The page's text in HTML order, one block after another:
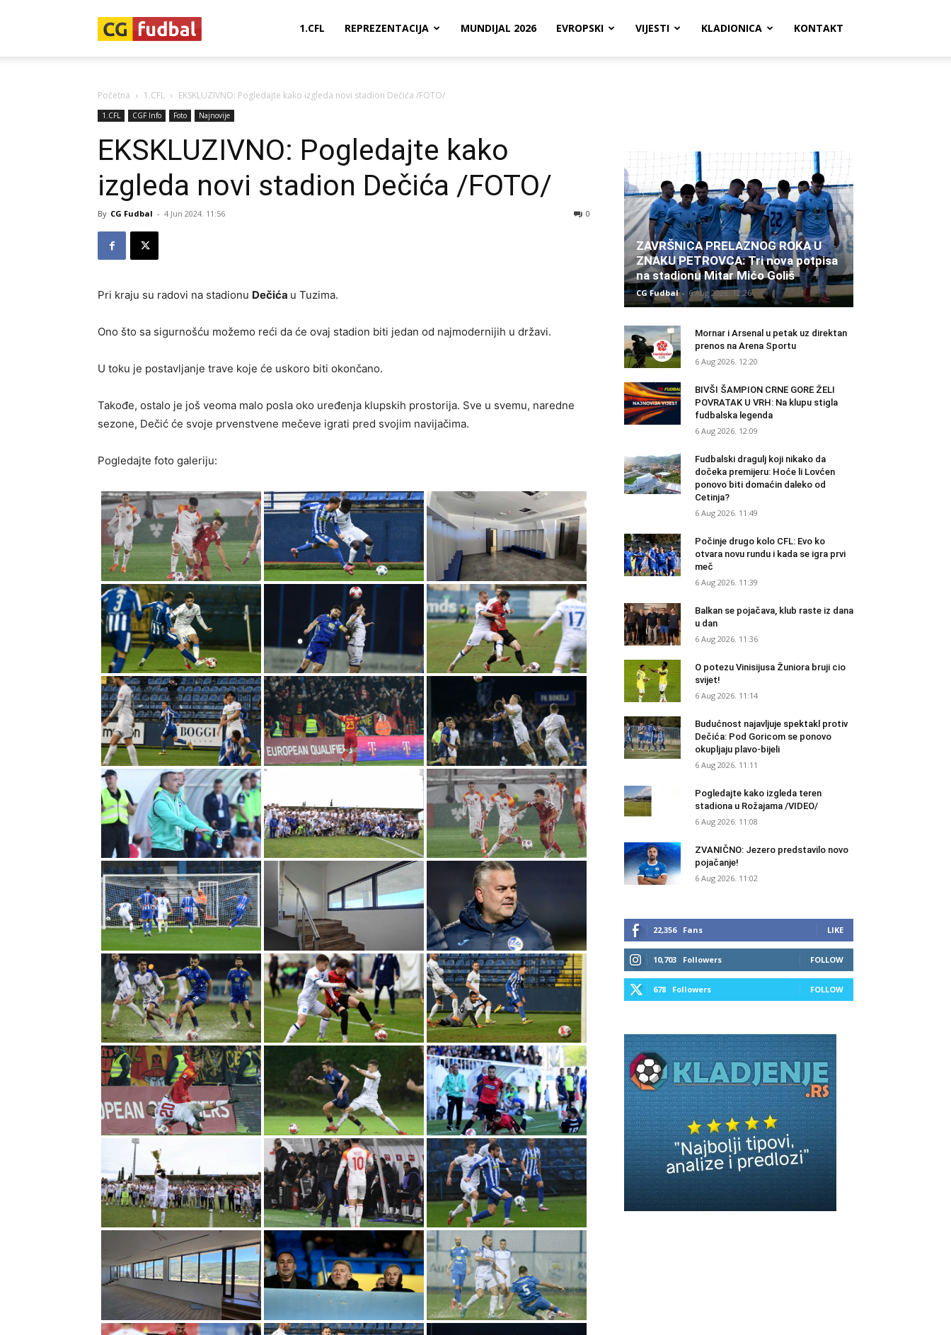
1.CFL REPREZENTACIJA MUNDIJAL 2026 EVROPSKI VIJESTI KLADIONICA KONTAKT
Početna 1.CFL EKSKLUZIVNO: Pogledajte kako izgleda novi stadion Dečića /FOTO/
1.CFL CGF Info Foto Najnovije
EKSKLUZIVNO: Pogledajte kako
izgleda novi stadion Dečića /FOTO/
By CG Fudbal - 4 Jun 2024. 11:56 0
Pri kraju su radovi na stadionu Dečića u Tuzima.
Ono što sa sigurnošću možemo reći da će ovaj stadion biti jedan od najmodernijih u državi.
U toku je postavljanje trave koje će uskoro biti okončano.
Takođe, ostalo je još veoma malo posla oko uređenja klupskih prostorija. Sve u svemu, naredne
sezone, Dečić će svoje prvenstvene mečeve igrati pred svojim navijačima.
Pogledajte foto galeriju:
ZAVRŠNICA PRELAZNOG ROKA U
ZNAKU PETROVCA: Tri nova potpisa
na stadionu Mitar Mićo Goliš
CG Fudbal - 6 Aug 2026. 12:26
Mornar i Arsenal u petak uz direktan
prenos na Arena Sportu
6 Aug 2026. 12:20
BIVŠI ŠAMPION CRNE GORE ŽELI
POVRATAK U VRH: Na klupu stigla
fudbalska legenda
6 Aug 2026. 12:09
Fudbalski dragulj koji nikako da
dočeka premijeru: Hoće li Lovćen
ponovo biti domaćin daleko od
Cetinja?
6 Aug 2026. 11:49
Počinje drugo kolo CFL: Evo ko
otvara novu rundu i kada se igra prvi
meč
6 Aug 2026. 11:39
Balkan se pojačava, klub raste iz dana
u dan
6 Aug 2026. 11:36
O potezu Vinisijusa Žuniora bruji cio
svijet!
6 Aug 2026. 11:14
Budućnost najavljuje spektakl protiv
Dečića: Pod Goricom se ponovo
okupljaju plavo-bijeli
6 Aug 2026. 11:11
Pogledajte kako izgleda teren
stadiona u Rožajama /VIDEO/
6 Aug 2026. 11:08
ZVANIČNO: Jezero predstavilo novo
pojačanje!
6 Aug 2026. 11:02
22,356 Fans LIKE
10,703 Followers FOLLOW
678 Followers FOLLOW